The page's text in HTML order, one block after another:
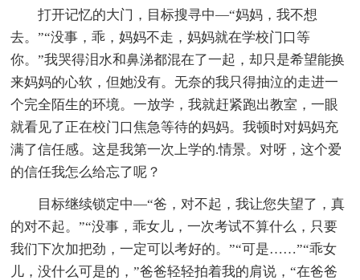
打开记忆的大门，目标搜寻中—“妈妈，我不想
去。”“没事，乖，妈妈不走，妈妈就在学校门口等
你。”我哭得泪水和鼻涕都混在了一起，却只是希望能换
来妈妈的心软，但她没有。无奈的我只得抽泣的走进一
个完全陌生的环境。一放学，我就赶紧跑出教室，一眼
就看见了正在校门口焦急等待的妈妈。我顿时对妈妈充
满了信任感。这是我第一次上学的.情景。对呀，这个爱
的信任我怎么给忘了呢？
目标继续锁定中—“爸，对不起，我让您失望了，真
的对不起。”“没事，乖女儿，一次考试不算什么，只要
我们下次加把劲，一定可以考好的。”“可是……”“乖女
儿，没什么可是的，”爸爸轻轻拍着我的肩说，“在爸爸